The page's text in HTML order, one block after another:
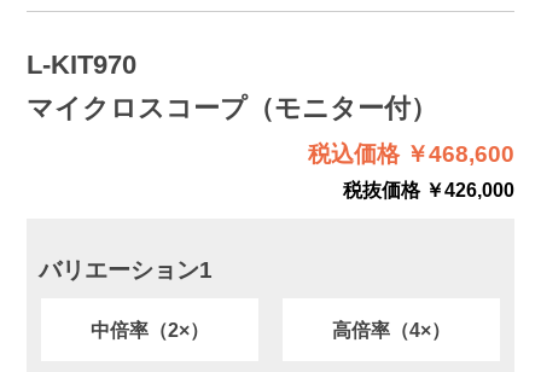
L-KIT970
マイクロスコープ（モニター付）
税込価格 ￥468,600
税抜価格 ￥426,000
バリエーション1
中倍率（2×） 高倍率（4×）